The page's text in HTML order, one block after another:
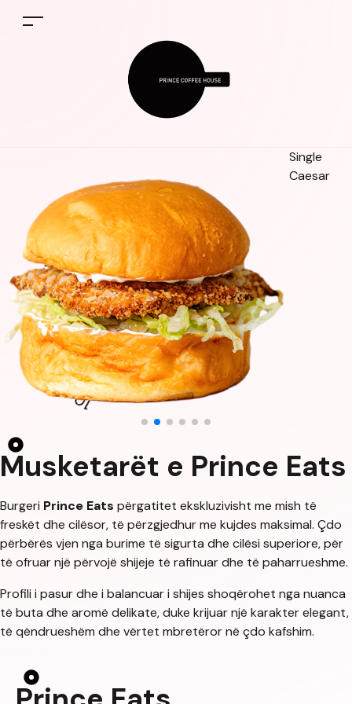
Musketarët e Prince Eats
Burgeri Prince Eats përgatitet ekskluzivisht me mish të
freskët dhe cilësor, të përzgjedhur me kujdes maksimal. Çdo
përbërës vjen nga burime të sigurta dhe cilësi superiore, për
të ofruar një përvojë shijeje të rafinuar dhe të paharrueshme.
Profili i pasur dhe i balancuar i shijes shoqërohet nga nuanca
të buta dhe aromë delikate, duke krijuar një karakter elegant,
të qëndrueshëm dhe vërtet mbretëror në çdo kafshim.
quality
Single
Caesar